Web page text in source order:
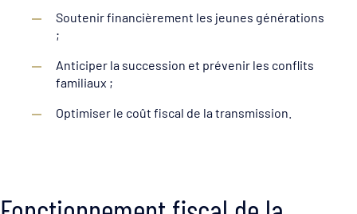
Soutenir financièrement les jeunes générations
;
Anticiper la succession et prévenir les conflits
familiaux ;
Optimiser le coût fiscal de la transmission.